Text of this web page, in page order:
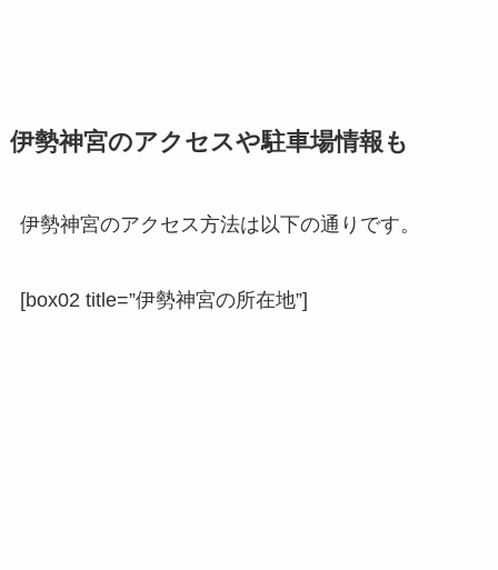
伊勢神宮のアクセスや駐車場情報も
伊勢神宮のアクセス方法は以下の通りです。
[box02 title=”伊勢神宮の所在地”]